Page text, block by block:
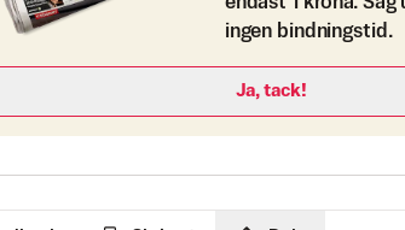
ingen bindningstid.
Ja, tack!